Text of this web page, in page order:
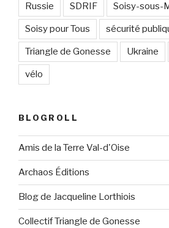
Russie SDRIF Soisy-sous-
Soisy pour Tous sécurité
Triangle de Gonesse Ukraine
vélo
BLOGROLL
Amis de la Terre Val-d'Oise
Archaos Éditions
Blog de Jacqueline Lorthiois
Collectif Triangle de Gonesse